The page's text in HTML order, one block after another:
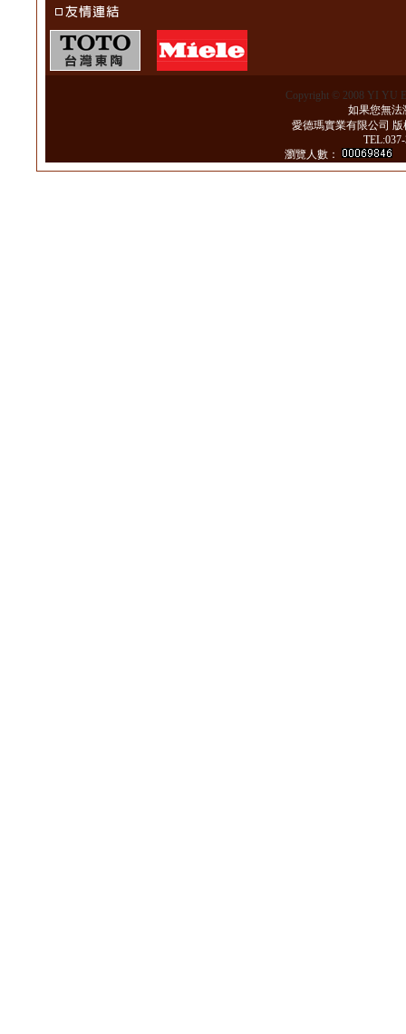
Copyright © 2008 YI YU
如果您無法
愛德瑪實業有限公司
瀏覽人數：